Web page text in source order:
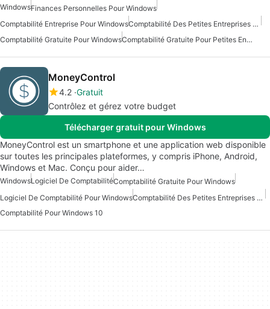
WindowsFinances Personnelles Pour Windows
Comptabilité Entreprise Pour Windows
Comptabilité Des Petites Entreprises Pour Windows
Comptabilité Gratuite Pour Windows
Comptabilité Gratuite Pour Petites Entreprises Pour Windows
MoneyControl
4.2 Gratuit
Contrôlez et gérez votre budget
Télécharger gratuit pour Windows
MoneyControl est un smartphone et une application web disponible
sur toutes les principales plateformes, y compris iPhone, Android,
Windows et Mac. Conçu pour aider…
WindowsLogiciel De ComptabilitéComptabilité Gratuite Pour Windows
Logiciel De Comptabilité Pour Windows
Comptabilité Des Petites Entreprises Pour Windows
Comptabilité Pour Windows 10